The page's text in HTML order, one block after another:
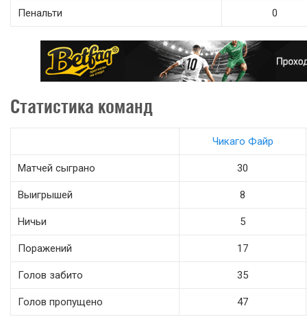
Пенальти 0
Статистика команд
Чикаго Файр
Матчей сыграно 30
Выигрышей 8
Ничьи 5
Поражений 17
Голов забито 35
Голов пропущено 47